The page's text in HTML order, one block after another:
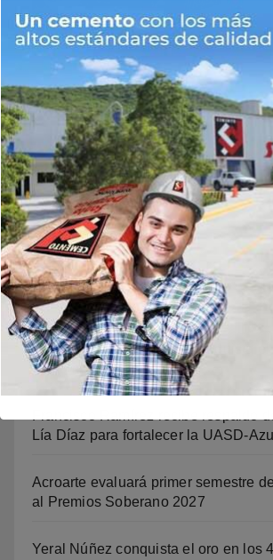
Buscar
Noticias Recientes
Video: Mariledy Paulino conquista el
su dominio en el atletismo
Lía Díaz para fortalecer la UASD-
Acroarte evaluará primer semestre
al Premios Soberano 2027
Yeral Núñez conquista el oro en los